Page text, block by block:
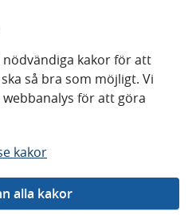
nödvändiga kakor för att
så bra som möjligt. Vi
för att göra
kakor